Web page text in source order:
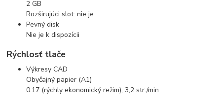
2 GB
Rozširujúci slot: nie je
Pevný disk
Nie je k dispozícii
Rýchlosť tlače
Výkresy CAD
Obyčajný papier (A1)
0:17 (rýchly ekonomický režim), 3,2 str./min